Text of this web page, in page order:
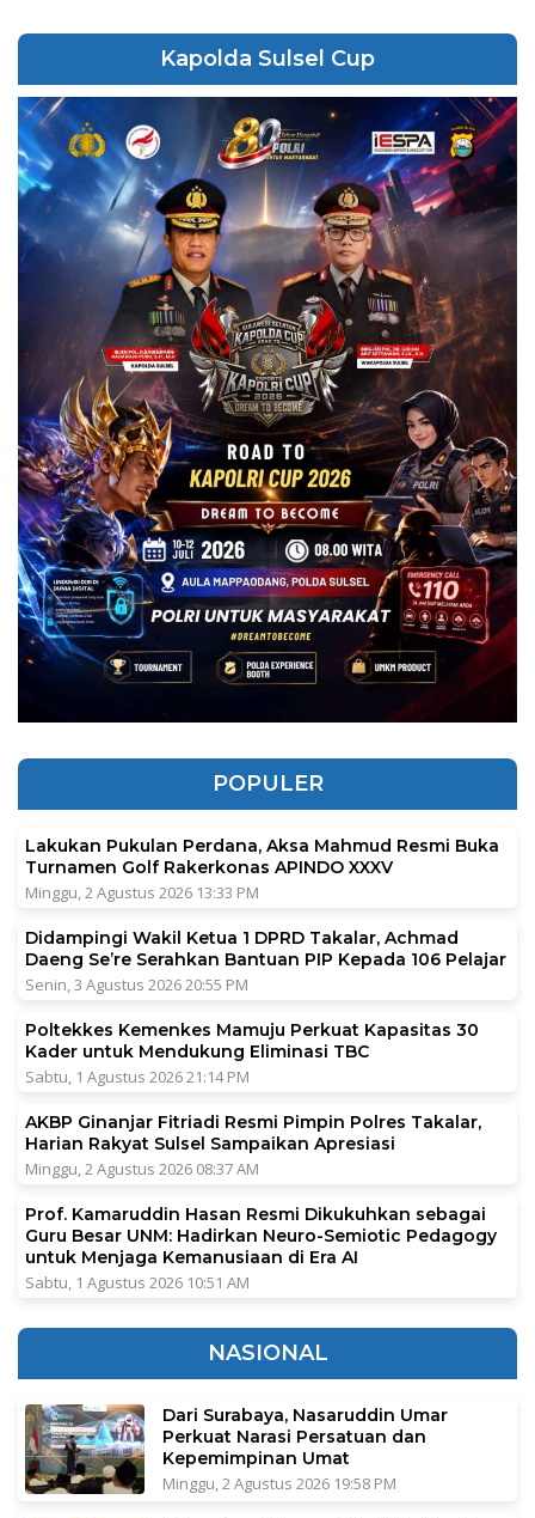
Kapolda Sulsel Cup
POPULER
Lakukan Pukulan Perdana, Aksa Mahmud Resmi Buka
Turnamen Golf Rakerkonas APINDO XXXV
Minggu, 2 Agustus 2026 13:33 PM
Didampingi Wakil Ketua 1 DPRD Takalar, Achmad
Daeng Se’re Serahkan Bantuan PIP Kepada 106 Pelajar
Senin, 3 Agustus 2026 20:55 PM
Poltekkes Kemenkes Mamuju Perkuat Kapasitas 30
Kader untuk Mendukung Eliminasi TBC
Sabtu, 1 Agustus 2026 21:14 PM
AKBP Ginanjar Fitriadi Resmi Pimpin Polres Takalar,
Harian Rakyat Sulsel Sampaikan Apresiasi
Minggu, 2 Agustus 2026 08:37 AM
Prof. Kamaruddin Hasan Resmi Dikukuhkan sebagai
Guru Besar UNM: Hadirkan Neuro-Semiotic Pedagogy
untuk Menjaga Kemanusiaan di Era AI
Sabtu, 1 Agustus 2026 10:51 AM
NASIONAL
Dari Surabaya, Nasaruddin Umar
Perkuat Narasi Persatuan dan
Kepemimpinan Umat
Minggu, 2 Agustus 2026 19:58 PM